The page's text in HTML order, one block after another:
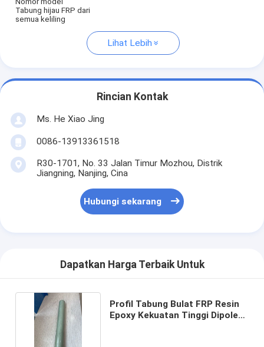
Tabung hijau FRP dari
semua keliling
Lihat Lebih
Rincian Kontak
Ms. He Xiao Jing
0086-13913361518
R30-1701, No. 33 Jalan Timur Mozhou, Distrik
Jiangning, Nanjing, Cina
Hubungi sekarang
Dapatkan Harga Terbaik Untuk
Profil Tabung Bulat FRP Resin
Epoxy Kekuatan Tinggi Dipoles